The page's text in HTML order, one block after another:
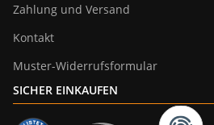
Zahlung und Versand
Kontakt
Muster-Widerrufsformular
SICHER EINKAUFEN